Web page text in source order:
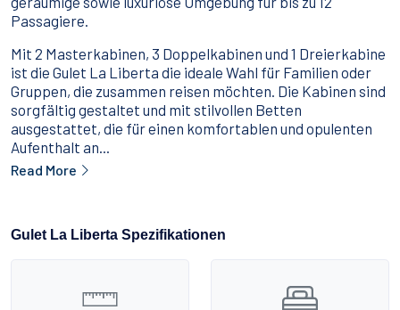
Passagiere.
Mit 2 Masterkabinen, 3 Doppelkabinen und 1 Dreierkabine
ist die Gulet La Liberta die ideale Wahl für Familien oder
Gruppen, die zusammen reisen möchten. Die Kabinen sind
sorgfältig gestaltet und mit stilvollen Betten
ausgestattet, die für einen komfortablen und opulenten
Aufenthalt an...
Read More
Gulet La Liberta Spezifikationen